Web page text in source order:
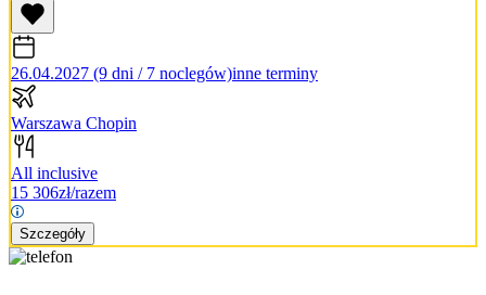
26.04.2027 (9 dni / 7 noclegów)inne terminy
Warszawa Chopin
All inclusive
15 306zł/razem
Szczegóły